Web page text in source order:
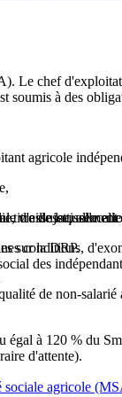
chef
à des
agricole
des
vieillesse,
sur la DRP.
de laquelle
conditions,
de non-
égal à 120 % du
d'attente).
sociale agricole